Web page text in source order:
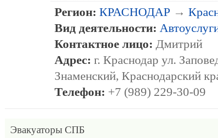
Регион: КРАСНОДАР →
Вид деятельности:
Контактное лицо: Дмитрий
Адрес: г. Краснодар ул.
Знаменский, Краснодарский
Телефон: +7 (989) 229-30-09
Эвакуаторы СПБ